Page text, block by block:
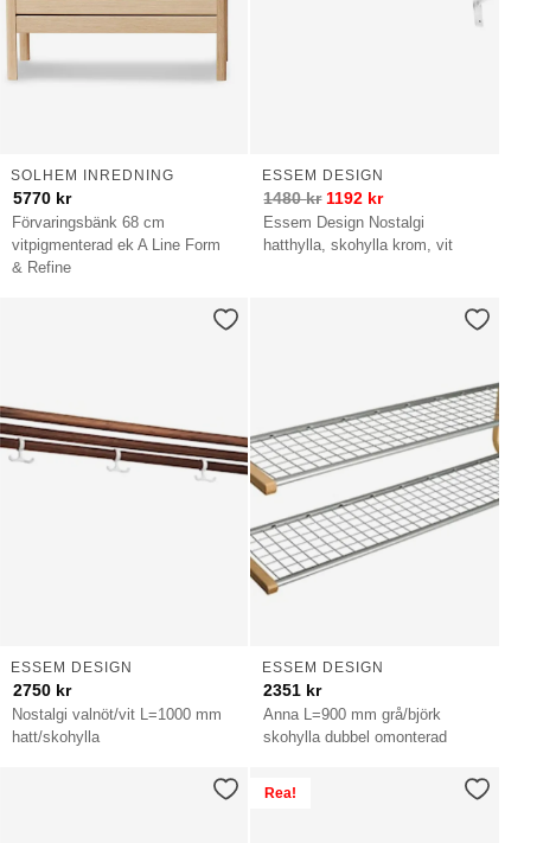
Förvaringsbänk 68 cm
vitpigmenterad ek A Line Form
& Refine
SOLHEM INREDNING
5770 kr
Essem Design Nostalgi
hatthylla, skohylla krom, vit
ESSEM DESIGN
1480kr 1192 kr
Nostalgi valnöt/vit L=1000 mm
hatt/skohylla
ESSEM DESIGN
2750 kr
Anna L=900 mm grå/björk
skohylla dubbel omonterad
ESSEM DESIGN
2351 kr
Rea!